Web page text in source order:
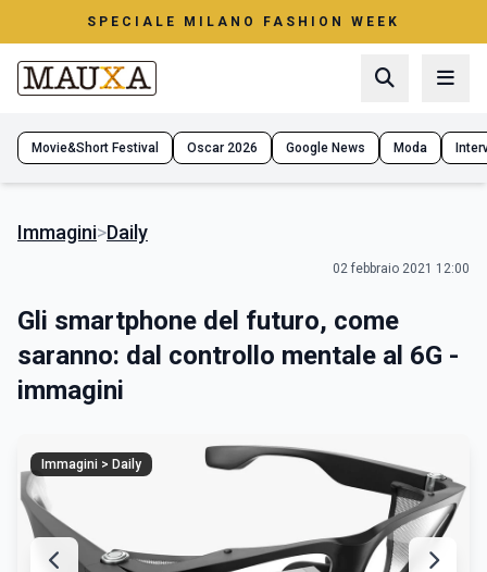
SPECIALE MILANO FASHION WEEK
Movie&Short Festival Oscar 2026 Google News Moda
Immagini>Daily
02 febbraio 2021 12:00
Gli smartphone del futuro, come
saranno: dal controllo mentale al 6G -
immagini
Immagini > Daily